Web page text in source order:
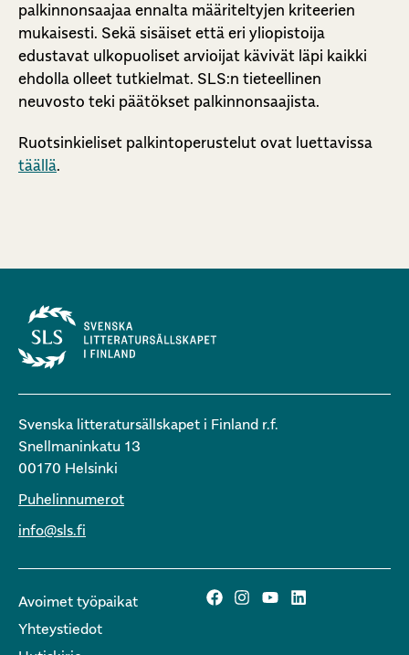
palkinnonsaajaa ennalta määriteltyjen kriteerien
mukaisesti. Sekä sisäiset että eri yliopistoija
edustavat ulkopuoliset arvioijat kävivät läpi kaikki
ehdolla olleet tutkielmat. SLS:n tieteellinen
neuvosto teki päätökset palkinnonsaajista.
Ruotsinkieliset palkintoperustelut ovat luettavissa
täällä.
Svenska litteratursällskapet i Finland r.f.
Snellmaninkatu 13
00170 Helsinki
Puhelinnumerot
info@sls.fi
Avoimet työpaikat
Yhteystiedot